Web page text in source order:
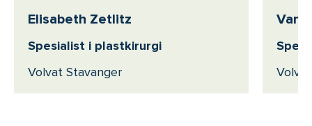
Elisabeth Zetlitz
Spesialist i plastkirurgi
Volvat Stavanger